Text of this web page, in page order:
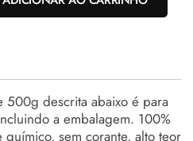
500g descrita abaixo é para
a embalagem. 100%
químico, sem corante, alto teor